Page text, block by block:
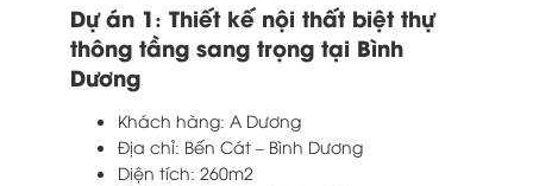
Dự án 1: Thiết kế nội thất biệt thự
thông tầng sang trọng tại Bình
Dương
Khách hàng: A Dương
Địa chỉ: Bến Cát – Bình Dương
Diện tích: 260m2